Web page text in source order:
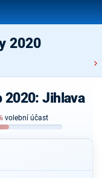
2020
Jihlava
volební účast